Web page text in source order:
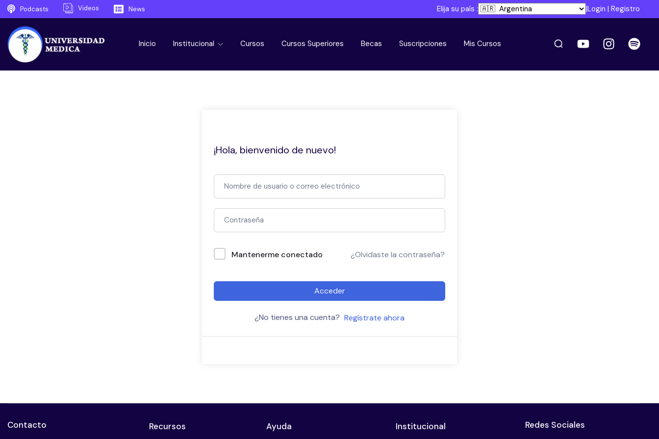
Podcasts Videos News Elija su país : |Login | Registro
Inicio Institucional Cursos Cursos Superiores Becas Suscripciones Mis Cursos
¡Hola, bienvenido de nuevo!
Mantenerme conectado ¿Olvidaste la contraseña?
Acceder
¿No tienes una cuenta? Regístrate ahora
Contacto Recursos Ayuda Institucional Redes Sociales